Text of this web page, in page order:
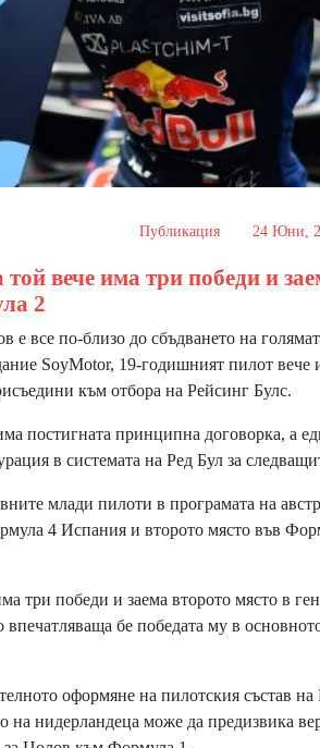
Публикация 24 Юни,
вече има три победи и
2
е все по-близо до сбъдването на
SoyMotor, 19-годишният пилот вече
към отбора на Рейсинг Булс.
постигната принципна договорка, а
в системата на Ред Бул за
млади пилоти в програмата на
4 Испания и второто място във
три победи и заема второто място в
бе победата му в
оформяне на пилотския състав
нидерландеца може да предизвика